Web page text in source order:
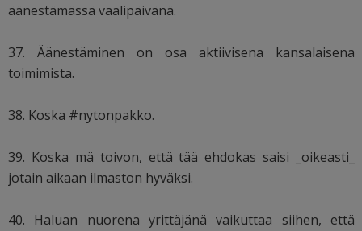
äänestämässä vaalipäivänä.
37. Äänestäminen on osa aktiivisena kansalaisena
toimimista.
38. Koska #nytonpakko.
39. Koska mä toivon, että tää ehdokas saisi _oikeasti_
jotain aikaan ilmaston hyväksi.
40. Haluan nuorena yrittäjänä vaikuttaa siihen, että